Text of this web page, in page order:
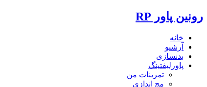
رونین پاور RP
خانه
آرشیو
بدنسازی
پاورلیفتینگ
تمرینات من
مچ اندازی